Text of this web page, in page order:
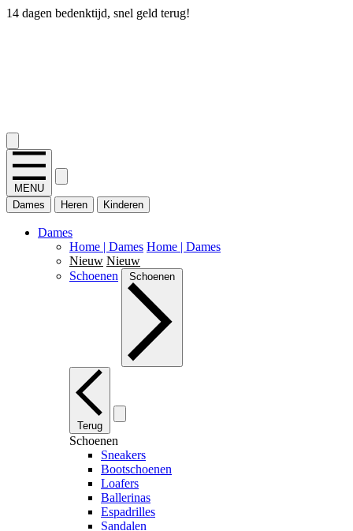
14 dagen bedenktijd, snel geld terug!
MENU
Dames
Heren Kinderen
Dames
Home | Dames Home | Dames
Nieuw Nieuw
Schoenen
Schoenen
Terug
Schoenen
Sneakers
Bootschoenen
Loafers
Ballerinas
Espadrilles
Sandalen